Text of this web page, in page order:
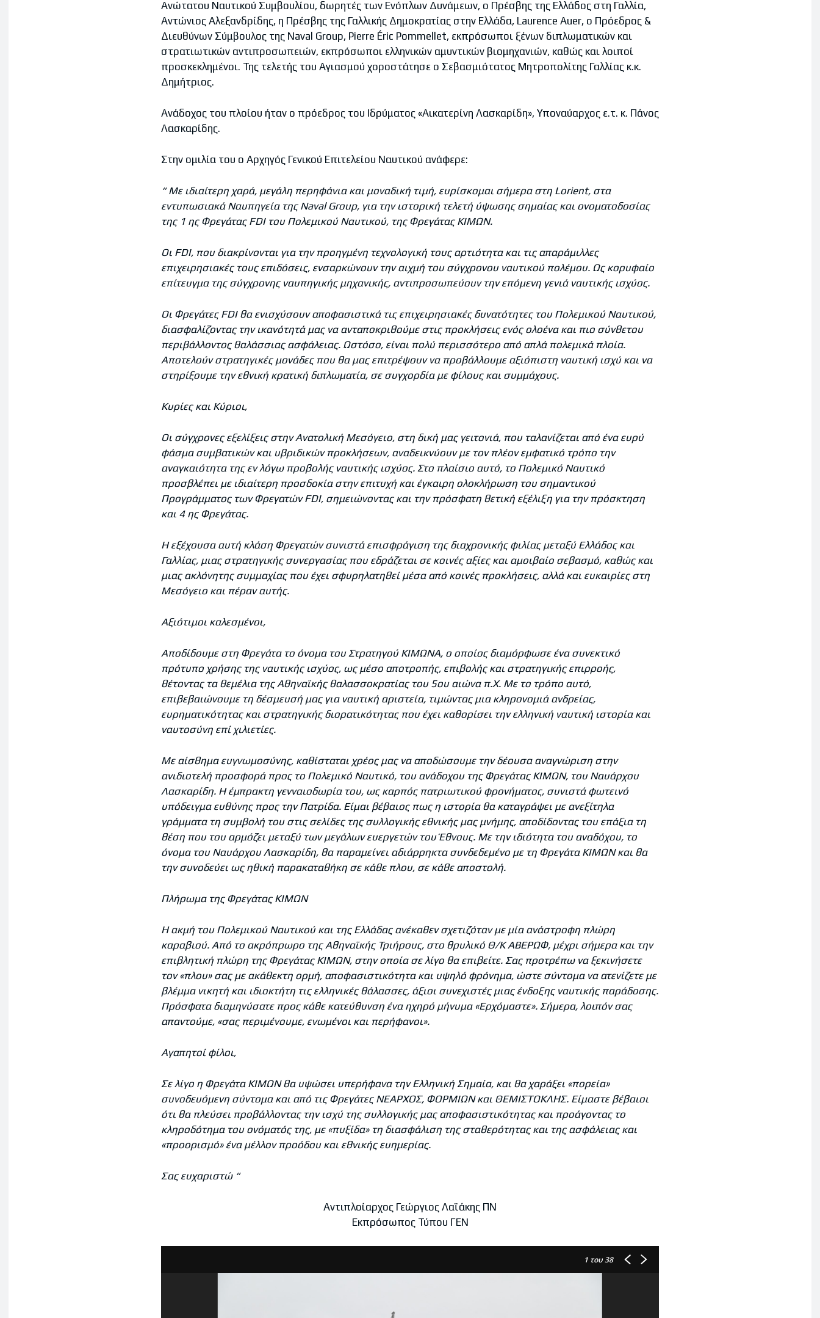
Ανώτατου Ναυτικού Συμβουλίου, δωρητές των Ενόπλων Δυνάμεων, ο Πρέσβης της Ελλάδος στη Γαλλία,
Αντώνιος Αλεξανδρίδης, η Πρέσβης της Γαλλικής Δημοκρατίας στην Ελλάδα, Laurence Auer, o Πρόεδρος &
Διευθύνων Σύμβουλος της Naval Group, Pierre Éric Pommellet, εκπρόσωποι ξένων διπλωματικών και
στρατιωτικών αντιπροσωπειών, εκπρόσωποι ελληνικών αμυντικών βιομηχανιών, καθώς και λοιποί
προσκεκλημένοι. Της τελετής του Αγιασμού χοροστάτησε ο Σεβασμιότατος Μητροπολίτης Γαλλίας κ.κ.
Δημήτριος.
Ανάδοχος του πλοίου ήταν ο πρόεδρος του Ιδρύματος «Αικατερίνη Λασκαρίδη», Υποναύαρχος ε.τ. κ. Πάνος
Λασκαρίδης.
Στην ομιλία του ο Αρχηγός Γενικού Επιτελείου Ναυτικού ανάφερε:
“ Με ιδιαίτερη χαρά, μεγάλη περηφάνια και μοναδική τιμή, ευρίσκομαι σήμερα στη Lorient, στα
εντυπωσιακά Ναυπηγεία της Naval Group, για την ιστορική τελετή ύψωσης σημαίας και ονοματοδοσίας
της 1 ης Φρεγάτας FDIτου Πολεμικού Ναυτικού, της Φρεγάτας ΚΙΜΩΝ.
Οι FDI, που διακρίνονται για την προηγμένη τεχνολογική τους αρτιότητα και τις απαράμιλλες
επιχειρησιακές τους επιδόσεις, ενσαρκώνουν την αιχμή του σύγχρονου ναυτικού πολέμου. Ως κορυφαίο
επίτευγμα της σύγχρονης ναυπηγικής μηχανικής, αντιπροσωπεύουν την επόμενη γενιά ναυτικής ισχύος.
Οι Φρεγάτες FDIθα ενισχύσουν αποφασιστικά τις επιχειρησιακές δυνατότητες του Πολεμικού Ναυτικού,
διασφαλίζοντας την ικανότητά μας να ανταποκριθούμε στις προκλήσεις ενός ολοένα και πιο σύνθετου
περιβάλλοντος θαλάσσιας ασφάλειας. Ωστόσο, είναι πολύ περισσότερο από απλά πολεμικά πλοία.
Αποτελούν στρατηγικές μονάδες που θα μας επιτρέψουν να προβάλλουμε αξιόπιστη ναυτική ισχύ και να
στηρίξουμε την εθνική κρατική διπλωματία, σε συγχορδία με φίλους και συμμάχους.
Κυρίες και Κύριοι,
Οι σύγχρονες εξελίξεις στην Ανατολική Μεσόγειο, στη δική μας γειτονιά, που ταλανίζεται από ένα ευρύ
φάσμα συμβατικών και υβριδικών προκλήσεων, αναδεικνύουν με τον πλέον εμφατικό τρόπο την
αναγκαιότητα της εν λόγω προβολής ναυτικής ισχύος. Στο πλαίσιο αυτό, το Πολεμικό Ναυτικό
προσβλέπει με ιδιαίτερη προσδοκία στην επιτυχή και έγκαιρη ολοκλήρωση του σημαντικού
Προγράμματος των ΦρεγατώνFDI, σημειώνοντας και την πρόσφατη θετική εξέλιξη για την πρόσκτηση
και 4 ης Φρεγάτας.
Η εξέχουσα αυτή κλάση Φρεγατών συνιστά επισφράγιση της διαχρονικής φιλίας μεταξύ Ελλάδος και
Γαλλίας, μιας στρατηγικής συνεργασίας που εδράζεται σε κοινές αξίες και αμοιβαίο σεβασμό, καθώς και
μιας ακλόνητης συμμαχίας που έχει σφυρηλατηθεί μέσα από κοινές προκλήσεις, αλλά και ευκαιρίες στη
Μεσόγειο και πέραν αυτής.
Αξιότιμοι καλεσμένοι,
Αποδίδουμε στη Φρεγάτα το όνομα του Στρατηγού ΚΙΜΩΝΑ, ο οποίος διαμόρφωσε ένα συνεκτικό
πρότυπο χρήσης της ναυτικής ισχύος, ως μέσο αποτροπής, επιβολής και στρατηγικής επιρροής,
θέτοντας τα θεμέλια της Αθηναϊκής θαλασσοκρατίας του 5ου αιώνα π.Χ. Με το τρόπο αυτό,
επιβεβαιώνουμε τη δέσμευσή μας για ναυτική αριστεία, τιμώντας μια κληρονομιά ανδρείας,
ευρηματικότητας και στρατηγικής διορατικότητας που έχει καθορίσει την ελληνική ναυτική ιστορία και
ναυτοσύνη επί χιλιετίες.
Με αίσθημα ευγνωμοσύνης, καθίσταται χρέος μας να αποδώσουμε την δέουσα αναγνώριση στην
ανιδιοτελή προσφορά προς το Πολεμικό Ναυτικό, του ανάδοχου της Φρεγάτας ΚΙΜΩΝ, του Ναυάρχου
Λασκαρίδη. Η έμπρακτη γενναιοδωρία του, ως καρπός πατριωτικού φρονήματος, συνιστά φωτεινό
υπόδειγμα ευθύνης προς την Πατρίδα. Είμαι βέβαιος πως η ιστορία θα καταγράψει με ανεξίτηλα
γράμματα τη συμβολή του στις σελίδες της συλλογικής εθνικής μας μνήμης, αποδίδοντας του επάξια τη
θέση που του αρμόζει μεταξύ των μεγάλων ευεργετών του Έθνους. Με την ιδιότητα του αναδόχου, το
όνομα του Ναυάρχου Λασκαρίδη, θα παραμείνει αδιάρρηκτα συνδεδεμένο με τη Φρεγάτα ΚΙΜΩΝ και θα
την συνοδεύει ως ηθική παρακαταθήκη σε κάθε πλου, σε κάθε αποστολή.
Πλήρωμα της Φρεγάτας ΚΙΜΩΝ
Η ακμή του Πολεμικού Ναυτικού και της Ελλάδας ανέκαθεν σχετιζόταν με μία ανάστροφη πλώρη
καραβιού. Από το ακρόπρωρο της Αθηναϊκής Τριήρους, στο θρυλικό Θ/Κ ΑΒΕΡΩΦ, μέχρι σήμερα και την
επιβλητική πλώρη της Φρεγάτας ΚΙΜΩΝ, στην οποία σε λίγο θα επιβείτε. Σας προτρέπω να ξεκινήσετε
τον «πλου» σας με ακάθεκτη ορμή, αποφασιστικότητα και υψηλό φρόνημα, ώστε σύντομα να ατενίζετε με
βλέμμα νικητή και ιδιοκτήτη τις ελληνικές θάλασσες, άξιοι συνεχιστές μιας ένδοξης ναυτικής παράδοσης.
Πρόσφατα διαμηνύσατε προς κάθε κατεύθυνση ένα ηχηρό μήνυμα «Ερχόμαστε». Σήμερα, λοιπόν σας
απαντούμε, «σας περιμένουμε, ενωμένοι και περήφανοι».
Αγαπητοί φίλοι,
Σε λίγο η Φρεγάτα ΚΙΜΩΝ θα υψώσει υπερήφανα την Ελληνική Σημαία, και θα χαράξει «πορεία»
συνοδευόμενη σύντομα και από τις Φρεγάτες ΝΕΑΡΧΟΣ, ΦΟΡΜΙΩΝ και ΘΕΜΙΣΤΟΚΛΗΣ. Είμαστε βέβαιοι
ότι θα πλεύσει προβάλλοντας την ισχύ της συλλογικής μας αποφασιστικότητας και προάγοντας το
κληροδότημα του ονόματός της, με «πυξίδα» τη διασφάλιση της σταθερότητας και της ασφάλειας και
«προορισμό» ένα μέλλον προόδου και εθνικής ευημερίας.
Σας ευχαριστώ “
Αντιπλοίαρχος Γεώργιος Λαϊάκης ΠΝ
Εκπρόσωπος Τύπου ΓΕΝ
1 του 38